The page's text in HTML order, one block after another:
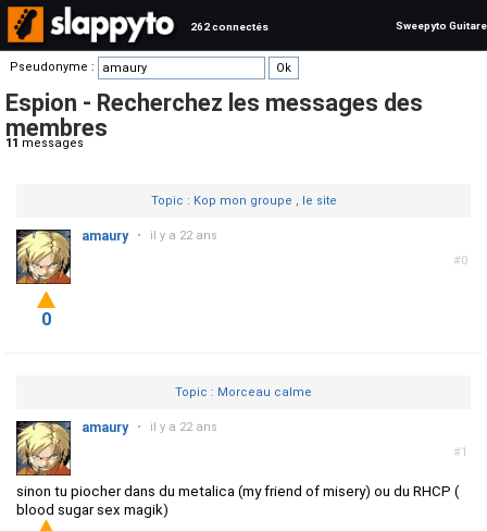
262 connectés Sweepyto Guitare
Pseudonyme :
Espion - Recherchez les messages des
membres
11 messages
Topic : Kop mon groupe , le site
#0
amaury • il y a 22 ans
0
Topic : Morceau calme
#1
amaury • il y a 22 ans
sinon tu piocher dans du metalica (my friend of misery) ou du RHCP (
blood sugar sex magik)